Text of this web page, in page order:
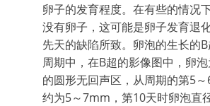
卵子的发育程度。在有些的情况
没有卵子，这可能是卵子发育退
先天的缺陷所致。卵泡的生长的
周期中，在B超的影像图中，卵
的圆形无回声区，从周期的第5
约为5～7mm，第10天时卵泡直